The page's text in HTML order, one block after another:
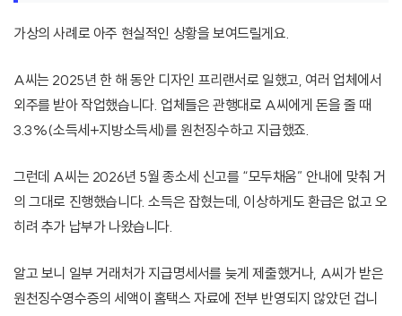
가상의 사례로 아주 현실적인 상황을 보여드릴게요.
A씨는 2025년 한 해 동안 디자인 프리랜서로 일했고, 여러 업체에서
외주를 받아 작업했습니다. 업체들은 관행대로 A씨에게 돈을 줄 때
3.3%(소득세+지방소득세)를 원천징수하고 지급했죠.
그런데 A씨는 2026년 5월 종소세 신고를 “모두채움” 안내에 맞춰 거
의 그대로 진행했습니다. 소득은 잡혔는데, 이상하게도 환급은 없고 오
히려 추가 납부가 나왔습니다.
알고 보니 일부 거래처가 지급명세서를 늦게 제출했거나, A씨가 받은
원천징수영수증의 세액이 홈택스 자료에 전부 반영되지 않았던 겁니